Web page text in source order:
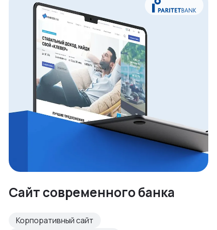
Сайт современного банка
Корпоративный сайт